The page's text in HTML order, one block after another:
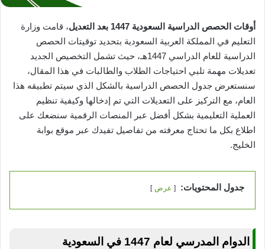
أوقات الحصص الدراسية السعودية 1447 بعد التعديل
، قامت وزارة
التعليم في المملكة العربية السعودية بتحديد توقيتات الحصص
الدراسية للعام الدراسي 1447هـ، حيث تشمل التخصيص الجديد
تعديلات مهمة تلبي احتياجات الطلاب والطالبات في هذا المقال،
سنستعرض جدول الحصص الدراسية بالشكل الذي سيتم تطبيقه هذا
العام، مع التركيز على التعديلات التي تم إدخالها وكيفية تنظيم
العملية التعليمية بشكل أفضل عبر المنصات الرقمية سنضعك على
اطلاع بكل ما تحتاج معرفته من تفاصيل تفيدك عبر موقع بوابة
الخليج.
جدول المحتويات: عرض
الدوام المدرسي لعام 1447 في السعودية